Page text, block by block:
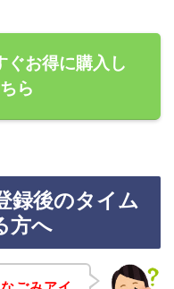
ぐお得に購入し
ら
録後のタイム
方へ